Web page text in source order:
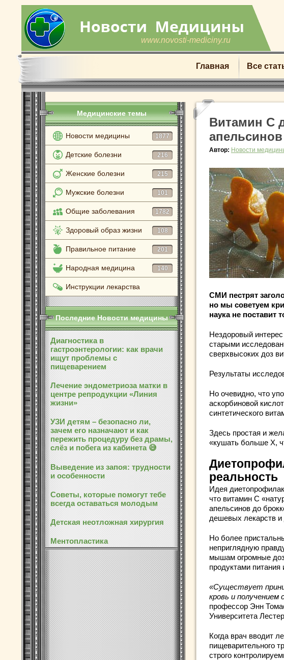
www.novosti-mediciny.ru
Главная Все
Медицинские темы
Новости медицины 1877
Детские болезни 216
Женские болезни 215
Мужские болезни 101
Общие заболевания 1782
Здоровый образ жизни 108
Правильное питание 201
Народная медицина 140
Инструкции лекарства
Последние Новости медицины
Диагностика в
гастроэнтерологии: как врачи
ищут проблемы с
пищеварением
Лечение эндометриоза матки в
центре репродукции «Линия
жизни»
УЗИ детям – безопасно ли,
зачем его назначают и как
пережить процедуру без драмы,
слёз и побега из кабинета 😅
Выведение из запоя: трудности
и особенности
Советы, которые помогут тебе
всегда оставаться молодым
Детская неотложная хирургия
Ментопластика
Витамин С
Автор: Новости
СМИ пестрят
но мы советуем
наука не поставит
Нездоровый
старыми
сверхвысоких доз
Результаты
Но очевидно, что
аскорбиновой
синтетического
Здесь простая и
«кушать больше Х,
реальность
Идея
что витамин С
апельсинов до
дешевых лекарств и
Но более
неприглядную
мышам огромные
продуктами питания
«Существует
кровь и получением
профессор Энн
Университета
Когда врач вводит
пищеварительного
строго